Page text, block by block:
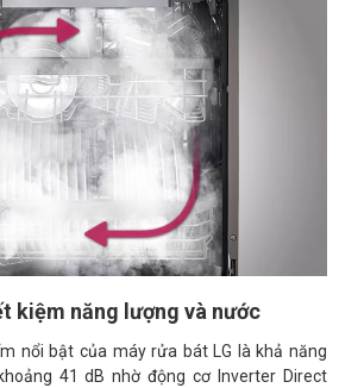
kiệm năng lượng và nước
nổi bật của máy rửa bát LG là khả năng
41 dB nhờ động cơ Inverter Direct